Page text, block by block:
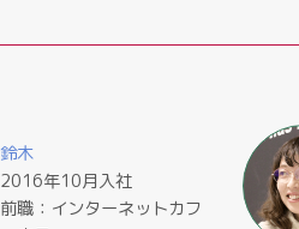
鈴木
2016年10月入社
前職：インターネットカフ